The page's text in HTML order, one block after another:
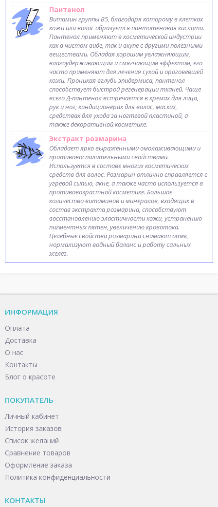
Пантенол
Витамин группы В5, благодаря которому в клетках
кожи или волос образуется пантотеновая кислота.
Пантенол применяют в косметической индустрии
как в чистом виде, так и вкупе с другими полезными
веществами. Обладая хорошим увлажняющим,
влагоудерживающим и смягчающим эффектом, его
часто применяют для лечения сухой и ороговевшей
кожи. Проникая вглубь эпидермиса, пантенол
способствует быстрой регенерации тканей. Чаще
всего Д-пантенол встречается в кремах для лица,
рук и ног, кондиционерах для волос, масках,
средствах для ухода за ногтевой пластиной, а
также декоративной косметике.
Экстракт розмарина
Обладает ярко выраженными омолаживающими и
противовоспалительными свойствами.
Используется в составе многих косметических
средств для волос. Розмарин отлично справляется с
угревой сыпью, акне, а также часто используется в
противовозрастной косметике. Большое
количество витаминов и минералов, входящих в
состав экстракта розмарина, способствуют
восстановлению эластичности кожи, устранению
пигментных пятен, увеличению кровотока.
Целебные свойства розмарина снимают отек,
нормализуют водный баланс и работу сальных
желез.
ИНФОРМАЦИЯ
Оплата
Доставка
О нас
Контакты
Блог о красоте
ПОКУПАТЕЛЬ
Личный кабинет
История заказов
Список желаний
Сравнение товаров
Оформление заказа
Политика конфиденциальности
КОНТАКТЫ